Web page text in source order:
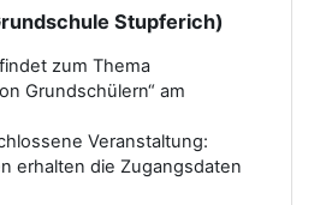
Stupferich)
zum Thema
Grundschülern“ am
Veranstaltung:
erhalten die Zugangsdaten